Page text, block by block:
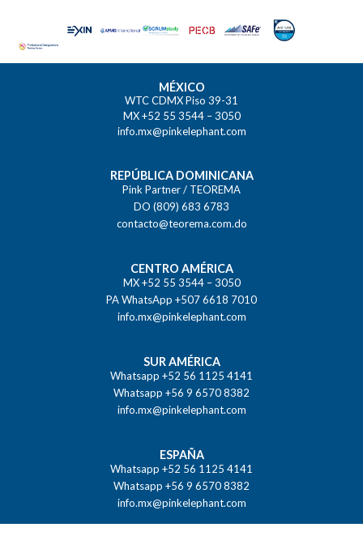
MÉXICO
WTC CDMX Piso 39-31
MX +52 55 3544 – 3050
info.mx@pinkelephant.com
REPÚBLICA DOMINICANA
Pink Partner / TEOREMA
DO (809) 683 6783
contacto@teorema.com.do
CENTRO AMÉRICA
MX +52 55 3544 – 3050
PA WhatsApp +507 6618 7010
info.mx@pinkelephant.com
SUR AMÉRICA
Whatsapp +52 56 1125 4141
Whatsapp +56 9 6570 8382
info.mx@pinkelephant.com
ESPAÑA
Whatsapp +52 56 1125 4141
Whatsapp +56 9 6570 8382
info.mx@pinkelephant.com